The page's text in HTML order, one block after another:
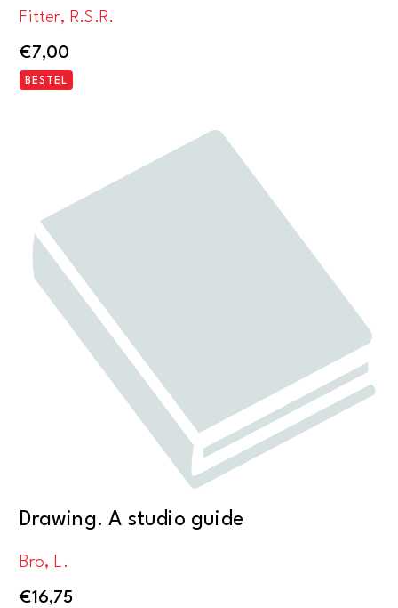
Fitter, R.S.R.
€7,00
BESTEL
Drawing. A studio guide
Bro, L.
€16,75